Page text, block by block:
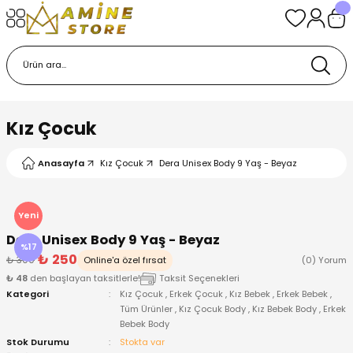
Kız Çocuk
Anasayfa Kız Çocuk Dera Unisex Body 9 Yaş - Beyaz
Yeni
%17
Dera Unisex Body 9 Yaş - Beyaz
₺ 300 ₺ 250 Online'a özel fırsat
(0) Yorum
₺ 48 den başlayan taksitlerle!
Taksit Seçenekleri
Kategori
Kız Çocuk , Erkek Çocuk , Kız Bebek , Erkek Bebek ,
Tüm Ürünler , Kız Çocuk Body , Kız Bebek Body , Erkek
Bebek Body
Stok Durumu
Stokta var
Geri Dön
Geri Dön
Geri Dön
Geri Dön
Body
Çıkışı ve Zıbın Seti
Geri Dön
Ürünleri